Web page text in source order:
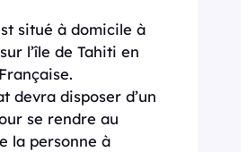
situé à domicile à
l’île de Tahiti en
devra disposer d’un
se rendre au
la personne à